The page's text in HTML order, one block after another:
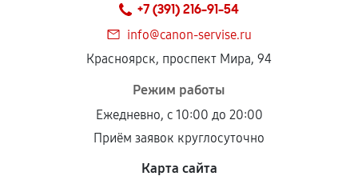
+7 (391) 216-91-54
info@canon-servise.ru
Красноярск, проспект Мира, 94
Режим работы
Ежедневно, с 10:00 до 20:00
Приём заявок круглосуточно
Карта сайта